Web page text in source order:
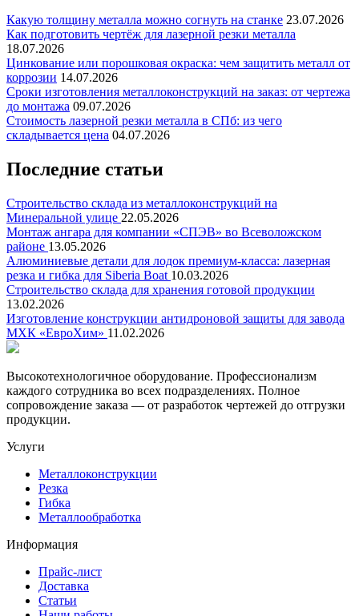
Какую толщину металла можно согнуть на станке 23.07.2026
Как подготовить чертёж для лазерной резки металла
18.07.2026
Цинкование или порошковая окраска: чем защитить металл от
коррозии 14.07.2026
Сроки изготовления металлоконструкций на заказ: от чертежа
до монтажа 09.07.2026
Стоимость лазерной резки металла в СПб: из чего
складывается цена 04.07.2026
Последние статьи
Строительство склада из металлоконструкций на
Минеральной улице 22.05.2026
Монтаж ангара для компании «СПЭВ» во Всеволожском
районе 13.05.2026
Алюминиевые детали для лодок премиум-класса: лазерная
резка и гибка для Siberia Boat 10.03.2026
Строительство склада для хранения готовой продукции
13.02.2026
Изготовление конструкции антидроновой защиты для завода
МХК «ЕвроХим» 11.02.2026
Высокотехнологичное оборудование. Профессионализм
каждого сотрудника во всех подразделениях. Полное
сопровождение заказа — от разработок чертежей до отгрузки
продукции.
Услуги
Металлоконструкции
Резка
Гибка
Металлообработка
Информация
Прайс-лист
Доставка
Статьи